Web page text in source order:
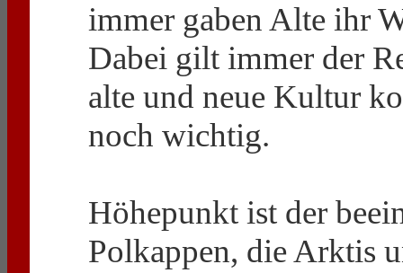
immer gaben Alte ihr
Dabei gilt immer der
alte und neue Kultur
noch wichtig.
Höhepunkt ist der
Polkappen, die Arktis